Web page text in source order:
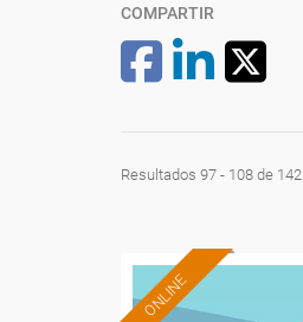
COMPARTIR
Resultados 97 - 108 de 142
ONLINE